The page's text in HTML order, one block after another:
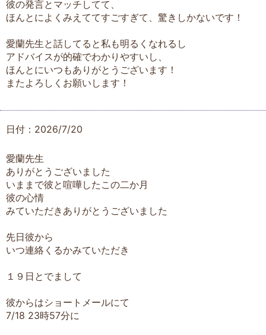
彼の発言とマッチしてて、
ほんとによくみえててすごすぎて、驚きしかないです！
愛蘭先生と話してると私も明るくなれるし
アドバイスが的確でわかりやすいし、
ほんとにいつもありがとうございます！
またよろしくお願いします！
日付：2026/7/20
愛蘭先生
ありがとうございました
いままで彼と喧嘩したこの二か月
彼の心情
みていただきありがとうございました
先日彼から
いつ連絡くるかみていただき
１９日とでまして
彼からはショートメールにて
7/18 23時57分に